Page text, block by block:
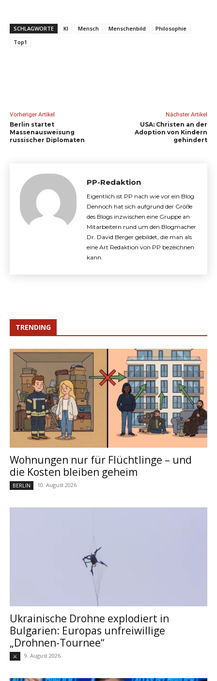
SCHLAGWORTE KI Mensch Menschenbild
Philosophie
Top1
Vorheriger Artikel
Berlin startet
Massenausweisung
russischer Diplomaten
Nächster Artikel
USA: Christen an der
Adoption von Kindern
gehindert
PP-Redaktion
Eigentlich ist PP nach wie vor ein Blog.
Dennoch hat sich aufgrund der Größe
des Blogs inzwischen eine Gruppe an
Mitarbeitern rund um den Blogmacher
Dr. David Berger gebildet, die man als
eine Art Redaktion von PP bezeichnen
kann.
TRENDING
Wohnungen nur für Flüchtlinge – und
die Kosten bleiben geheim
BERLIN 10. August 2026
Ukrainische Drohne explodiert in
Bulgarien: Europas unfreiwillige
„Drohnen-Tournee“
⚔ 9. August 2026